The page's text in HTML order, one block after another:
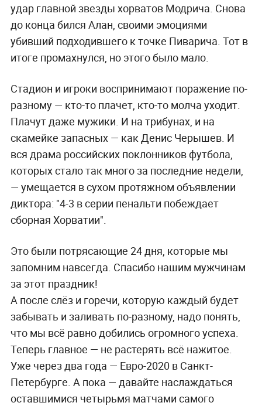
удар главной звезды хорватов Модрича. Снова
до конца бился Алан, своими эмоциями
убивший подходившего к точке Пиварича. Тот в
итоге промахнулся, но этого было мало.
Стадион и игроки воспринимают поражение по-
разному — кто-то плачет, кто-то молча уходит.
Плачут даже мужики. И на трибунах, и на
скамейке запасных — как Денис Черышев. И
вся драма российских поклонников футбола,
которых стало так много за последние недели,
— умещается в сухом протяжном объявлении
диктора: "4-3 в серии пенальти побеждает
сборная Хорватии".
Это были потрясающие 24 дня, которые мы
запомним навсегда. Спасибо нашим мужчинам
за этот праздник!
А после слёз и горечи, которую каждый будет
забывать и заливать по-разному, надо понять,
что мы всё равно добились огромного успеха.
Теперь главное — не растерять всё нажитое.
Уже через два года — Евро-2020 в Санкт-
Петербурге. А пока — давайте наслаждаться
оставшимися четырьмя матчами самого